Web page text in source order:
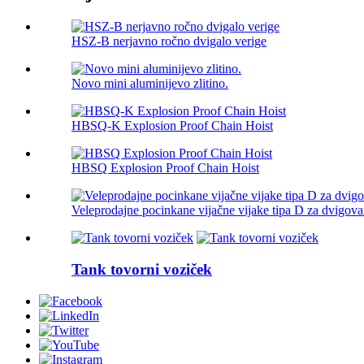
HSZ-B nerjavno ročno dvigalo verige
Novo mini aluminijevo zlitino.
HBSQ-K Explosion Proof Chain Hoist
HBSQ Explosion Proof Chain Hoist
Veleprodajne pocinkane vijačne vijake tipa D za
Tank tovorni voziček